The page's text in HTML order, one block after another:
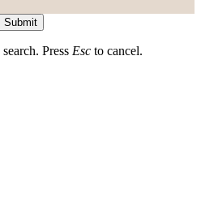
Submit
Press Esc to cancel.